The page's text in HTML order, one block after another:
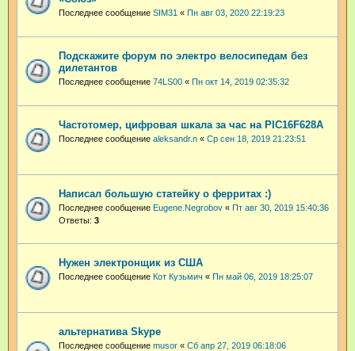
Последнее сообщение SIM31 « Пн авг 03, 2020 22:19:23
Подскажите форум по электро велосипедам без
дилетантов
Последнее сообщение 74LS00 « Пн окт 14, 2019 02:35:32
Частотомер, цифровая шкала за час на PIC16F628A
Последнее сообщение aleksandr.n « Ср сен 18, 2019 21:23:51
Написал большую статейку о ферритах :)
Последнее сообщение Eugene.Negrobov « Пт авг 30, 2019 15:40:36
Ответы: 3
Нужен электронщик из США
Последнее сообщение Кот Кузьмич « Пн май 06, 2019 18:25:07
альтернатива Skype
Последнее сообщение musor « Сб апр 27, 2019 06:18:06